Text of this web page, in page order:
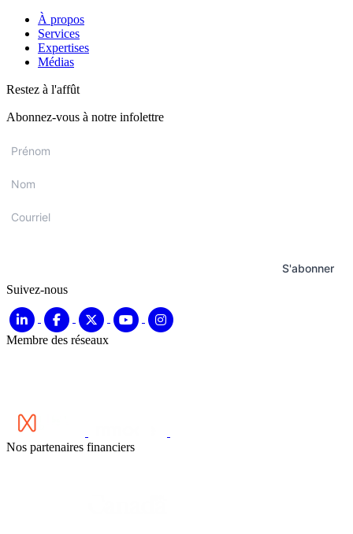
À propos
Services
Expertises
Médias
Restez à l'affût
Abonnez-vous à notre infolettre
S'abonner
Suivez-nous
Membre des réseaux
Nos partenaires financiers